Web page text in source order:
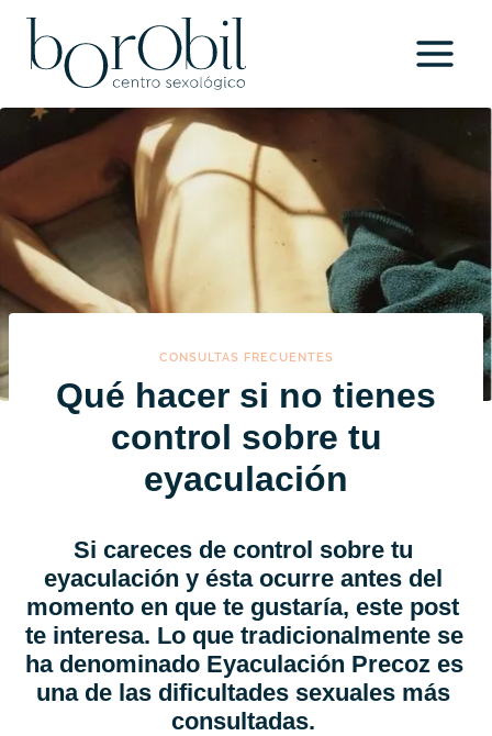
Saltar
contenido
CONSULTAS FRECUENTES
Qué hacer si no tienes
control sobre tu
eyaculación
Si careces de control sobre tu
eyaculación y ésta ocurre antes del
momento en que te gustaría, este post
te interesa. Lo que tradicionalmente se
ha denominado Eyaculación Precoz es
una de las dificultades sexuales más
consultadas.